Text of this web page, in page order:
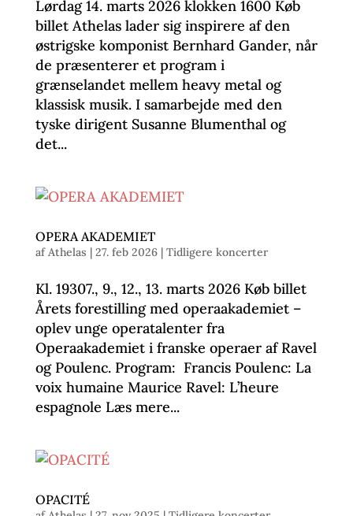
Lørdag 14. marts 2026 klokken 1600 Køb
billet Athelas lader sig inspirere af den
østrigske komponist Bernhard Gander, når
de præsenterer et program i
grænselandet mellem heavy metal og
klassisk musik. I samarbejde med den
tyske dirigent Susanne Blumenthal og
det...
OPERA AKADEMIET
afAthelas | 27. feb 2026| Tidligere koncerter
Kl. 19307., 9., 12., 13. marts 2026 Køb billet
Årets forestilling med operaakademiet –
oplev unge operatalenter fra
Operaakademiet i franske operaer af Ravel
og Poulenc. Program: Francis Poulenc: La
voix humaine Maurice Ravel: L’heure
espagnole Læs mere...
OPACITÉ